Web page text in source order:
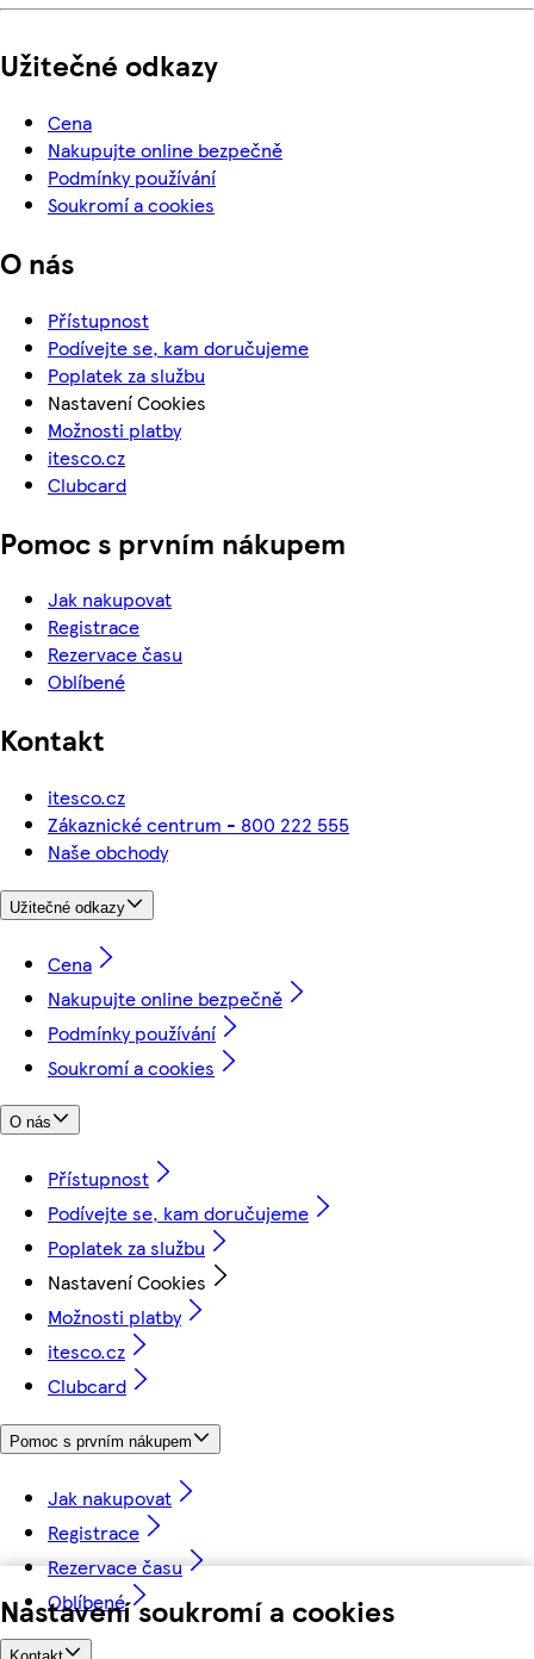
Nastavení soukromí a cookies
Užitečné odkazy
Cena
Nakupujte online bezpečně
Podmínky používání
Soukromí a cookies
O nás
Přístupnost
Podívejte se, kam doručujeme
Poplatek za službu
Nastavení Cookies
Možnosti platby
itesco.cz
Clubcard
Pomoc s prvním nákupem
Jak nakupovat
Registrace
Rezervace času
Oblíbené
Kontakt
itesco.cz
Zákaznické centrum - 800 222 555
Naše obchody
Užitečné odkazy
Cena
Nakupujte online bezpečně
Podmínky používání
Soukromí a cookies
O nás
Přístupnost
Podívejte se, kam doručujeme
Poplatek za službu
Nastavení Cookies
Možnosti platby
itesco.cz
Clubcard
Pomoc s prvním nákupem
Jak nakupovat
Registrace
Rezervace času
Oblíbené